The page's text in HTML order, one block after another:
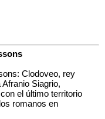
Clodoveo, rey
Siagrio,
el último territorio
romanos en